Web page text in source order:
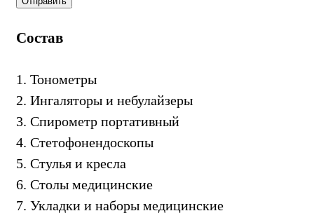
Состав
1. Тонометры
2. Ингаляторы и небулайзеры
3. Спирометр портативный
4. Стетофонендоскопы
5. Стулья и кресла
6. Столы медицинские
7. Укладки и наборы медицинские